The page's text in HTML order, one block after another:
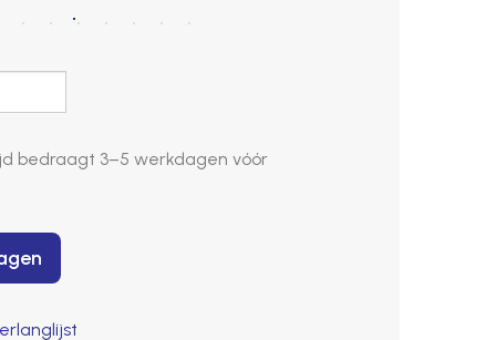
bedraagt 3–5 werkdagen vóór